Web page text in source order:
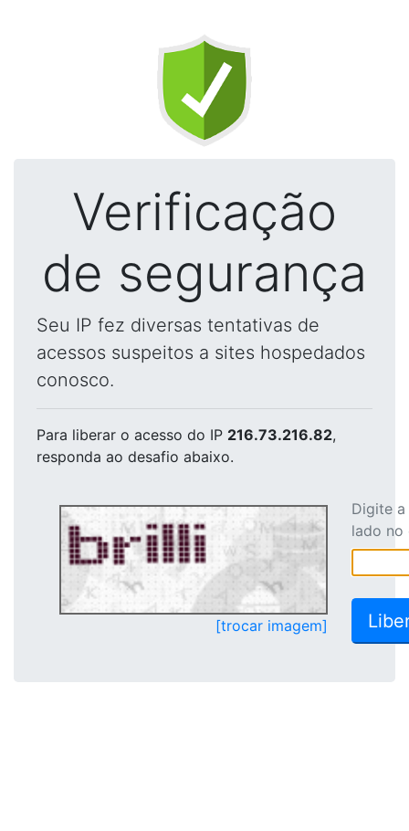
Verificação
de segurança
Seu IP fez diversas tentativas de
acessos suspeitos a sites hospedados
conosco.
Para liberar o acesso do IP 216.73.216.82,
responda ao desafio abaixo.
[trocar imagem]
Digite
lado no